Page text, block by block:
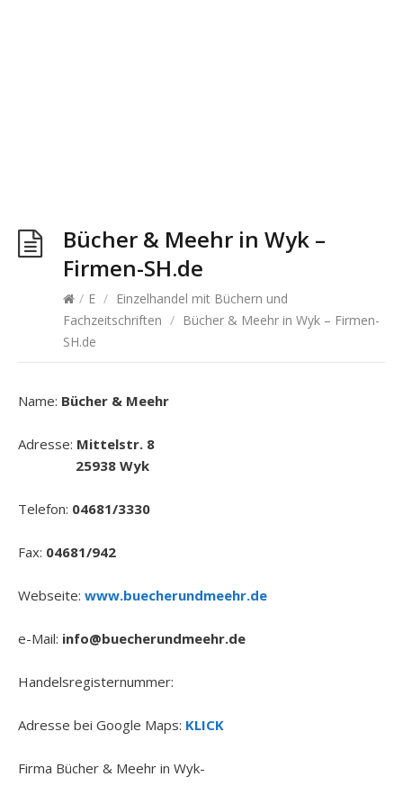
Bücher & Meehr in Wyk –
Firmen-SH.de
/ E / Einzelhandel mit Büchern und
Fachzeitschriften / Bücher & Meehr in Wyk – Firmen-
SH.de
Name: Bücher & Meehr
Adresse: Mittelstr. 8
25938 Wyk
Telefon: 04681/3330
Fax: 04681/942
Webseite: www.buecherundmeehr.de
e-Mail: info@buecherundmeehr.de
Handelsregisternummer:
Adresse bei Google Maps: KLICK
Firma Bücher & Meehr in Wyk-